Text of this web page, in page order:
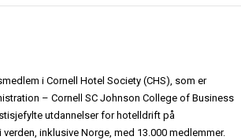
i Cornell Hotel Society (CHS), som er
– Cornell SC Johnson College of Business
utdannelser for hotelldrift på
inklusive Norge, med 13.000 medlemmer.